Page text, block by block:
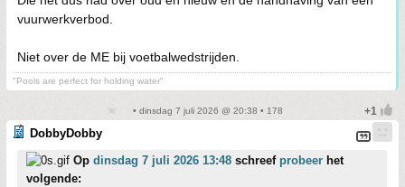
vuurwerkverbod.
Niet over de ME bij voetbalwedstrijden.
"Pools are perfect for holding water"
• dinsdag 7 juli 2026 @ 20:38 • 178
DobbyDobby
Op dinsdag 7 juli 2026 13:48 schreef probeer het
volgende: